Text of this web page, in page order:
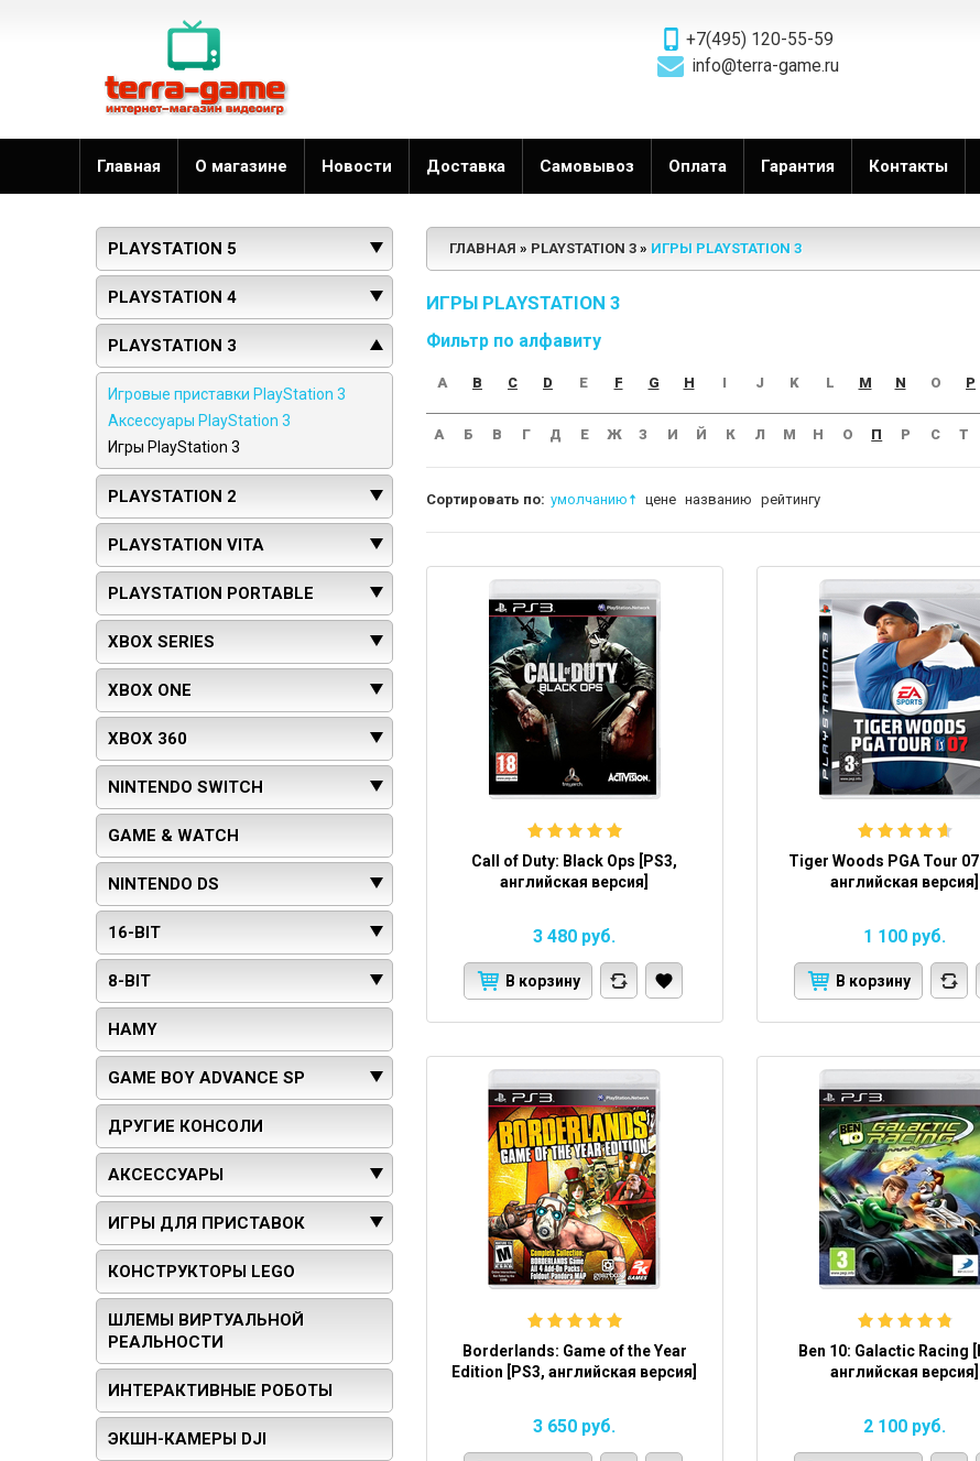
+7(495) 120-55-59
info@terra-game.ru
Главная О магазине Новости Доставка Самовывоз Оплата Гарантия Контакты
PLAYSTATION 5
PLAYSTATION 4
PLAYSTATION 3
Игровые приставки PlayStation 3
Аксессуары PlayStation 3
Игры PlayStation 3
PLAYSTATION 2
PLAYSTATION VITA
PLAYSTATION PORTABLE
XBOX SERIES
XBOX ONE
XBOX 360
NINTENDO SWITCH
GAME & WATCH
NINTENDO DS
16-BIT
8-BIT
HAMY
GAME BOY ADVANCE SP
ДРУГИЕ КОНСОЛИ
АКСЕССУАРЫ
ИГРЫ ДЛЯ ПРИСТАВОК
КОНСТРУКТОРЫ LEGO
ШЛЕМЫ ВИРТУАЛЬНОЙ
РЕАЛЬНОСТИ
ИНТЕРАКТИВНЫЕ РОБОТЫ
ЭКШН-КАМЕРЫ DJI
ГЛАВНАЯ PLAYSTATION 3 ИГРЫ PLAYSTATION 3
ИГРЫ PLAYSTATION 3
Фильтр по алфавиту
A B C D E F G H I J K L M N O P
А Б В Г Д Е Ж З И Й К Л М Н О П Р С Т
Сортировать по: умолчанию цене названию рейтингу
Call of Duty: Black Ops [PS3,
английская версия]
3 480 руб.
В корзину
Tiger Woods PGA Tour 07
английская версия]
1 100 руб.
В корзину
Borderlands: Game of the Year
Edition [PS3, английская версия]
3 650 руб.
Ben 10: Galactic Racing
английская версия]
2 100 руб.